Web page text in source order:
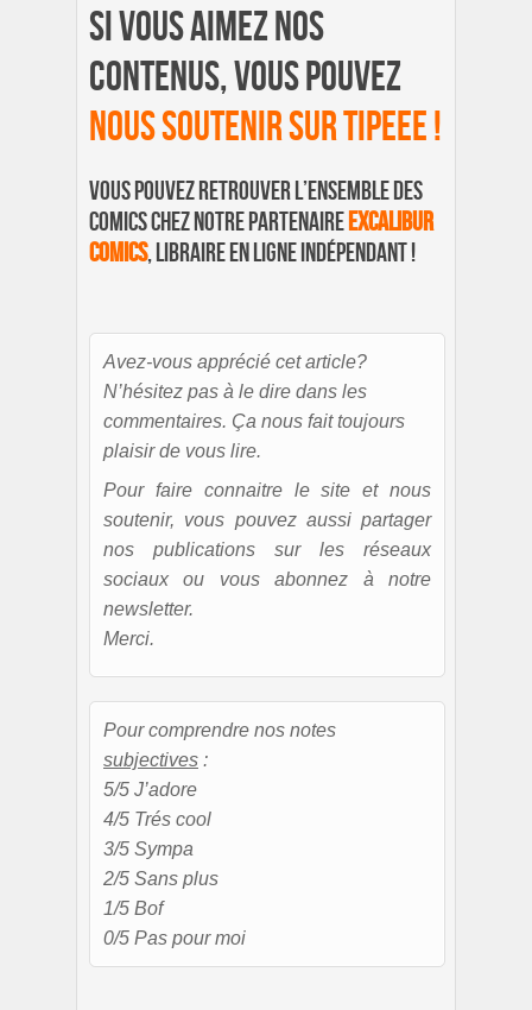
Si vous aimez nos
contenus, vous pouvez
nous soutenir sur Tipeee !
Vous pouvez retrouver l’ensemble des
comics chez notre partenaireExcalibur
Comics, libraire en ligne indépendant !
Avez-vous apprécié cet article?
N’hésitez pas à le dire dans les
commentaires. Ça nous fait toujours
plaisir de vous lire.
Pour faire connaitre le site et nous
soutenir, vous pouvez aussi partager
nos publications sur les réseaux
sociaux ou vous abonnez à notre
newsletter.
Merci.
Pour comprendre nos notes
subjectives :
5/5 J’adore
4/5 Trés cool
3/5 Sympa
2/5 Sans plus
1/5 Bof
0/5 Pas pour moi